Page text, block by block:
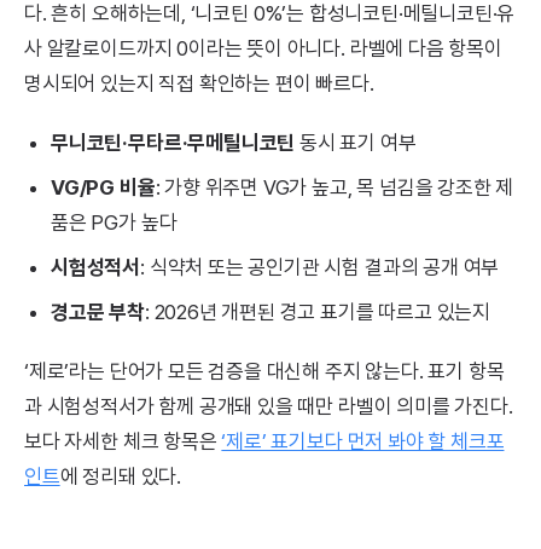
다. 흔히 오해하는데, ‘니코틴 0%’는 합성니코틴·메틸니코틴·유
사 알칼로이드까지 0이라는 뜻이 아니다. 라벨에 다음 항목이
명시되어 있는지 직접 확인하는 편이 빠르다.
무니코틴·무타르·무메틸니코틴 동시 표기 여부
VG/PG 비율: 가향 위주면 VG가 높고, 목 넘김을 강조한 제
품은 PG가 높다
시험성적서 : 식약처 또는 공인기관 시험 결과의 공개 여부
경고문 부착: 2026년 개편된 경고 표기를 따르고 있는지
‘제로’라는 단어가 모든 검증을 대신해 주지 않는다. 표기 항목
과 시험성적서가 함께 공개돼 있을 때만 라벨이 의미를 가진다.
보다 자세한 체크 항목은‘제로’ 표기보다 먼저 봐야 할 체크포
인트에 정리돼 있다.